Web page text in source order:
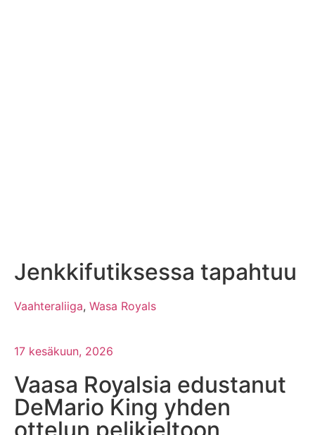
Jenkkifutiksessa tapahtuu
Vaahteraliiga, Wasa Royals
17 kesäkuun, 2026
Vaasa Royalsia edustanut
DeMario King yhden